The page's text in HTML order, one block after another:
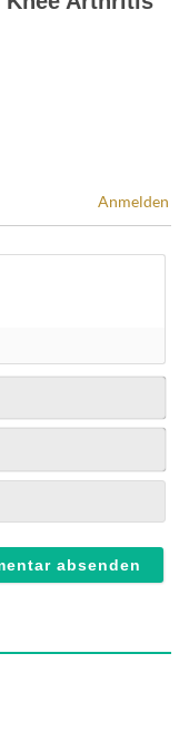
Anmelden